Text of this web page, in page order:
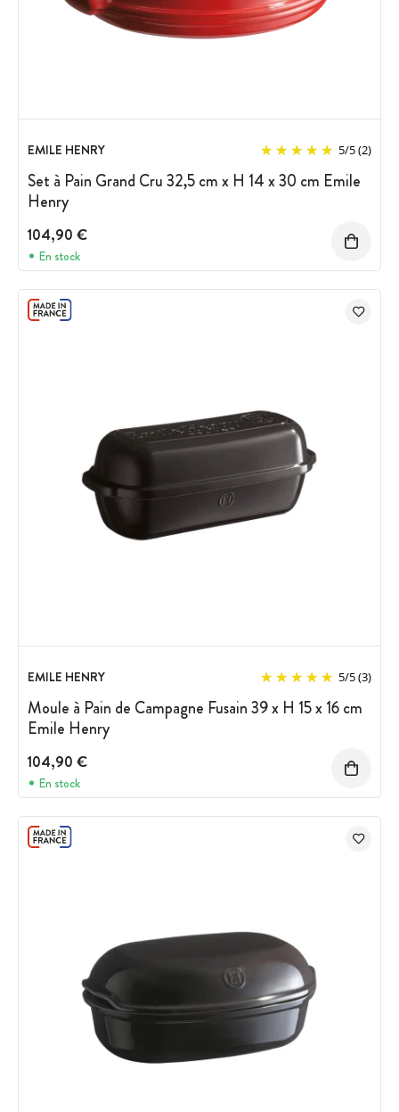
EMILE HENRY 5/5(2)
Set à Pain Grand Cru 32,5 cm x H 14 x 30 cm Emile
Henry
104,90 €
En stock
EMILE HENRY 5/5(3)
Moule à Pain de Campagne Fusain 39 x H 15 x 16 cm
Emile Henry
104,90 €
En stock